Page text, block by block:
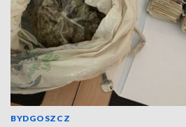
BYDGOSZCZ